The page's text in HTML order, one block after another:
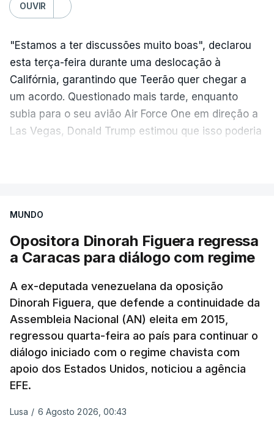
OUVIR
"Estamos a ter discussões muito boas", declarou
esta terça-feira durante uma deslocação à
Califórnia, garantindo que Teerão quer chegar a
um acordo. Questionado mais tarde, enquanto
subia para o seu avião Air Force One em direção a
Las Vegas, Donald Trump estimou que isso poderia
"progressos" nas negociações com o Irão e Omã,
Segundo o meio de comunicação Axios, que cita
discussão um acordo temporário de 60 dias
para organizar a passagem no estreito entre o
Irão e o sultanato de Omã.
Este acordo preliminar prevê, segundo o Axios, que
todo o transporte marítimo que entre através do
estreito utilize uma rota a norte nas águas
iranianas, e que qualquer navio que saia siga uma
MUNDO
Opositora Dinorah Figuera regressa
a Caracas para diálogo com regime
A ex-deputada venezuelana da oposição
Dinorah Figuera, que defende a continuidade da
Assembleia Nacional (AN) eleita em 2015,
regressou quarta-feira ao país para continuar o
diálogo iniciado com o regime chavista com
apoio dos Estados Unidos, noticiou a agência
EFE.
Lusa / 6 Agosto 2026, 00:43